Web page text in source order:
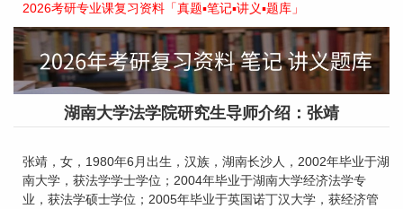
2026考研专业课复习资料「真题▪笔记▪讲义▪题库」
湖南大学法学院研究生导师介绍：张靖
张靖，女，1980年6月出生，汉族，湖南长沙人，2002年毕业于湖
南大学，获法学学士学位；2004年毕业于湖南大学经济法学专
业，获法学硕士学位；2005年毕业于英国诺丁汉大学，获经济管